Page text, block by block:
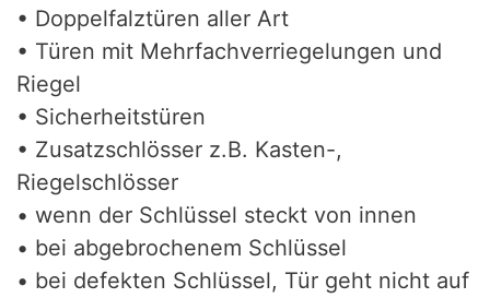
• Doppelfalztüren aller Art
• Türen mit Mehrfachverriegelungen und
Riegel
• Sicherheitstüren
• Zusatzschlösser z.B. Kasten-,
Riegelschlösser
• wenn der Schlüssel steckt von innen
• bei abgebrochenem Schlüssel
• bei defekten Schlüssel, Tür geht nicht auf